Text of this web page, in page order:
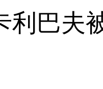
利巴夫